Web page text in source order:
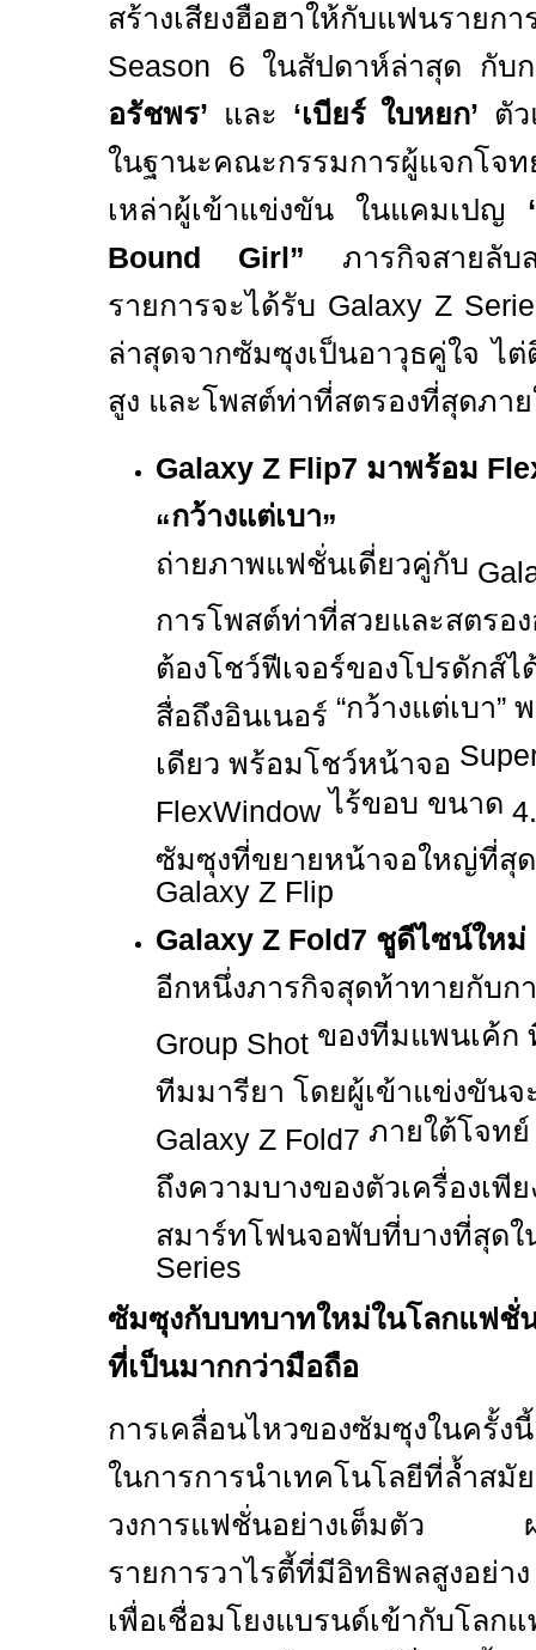
สร้างเสียงฮือฮาให้กับแฟนรายก
Season 6 ในสัปดาห์ล่าสุด กับ
อรัชพร’ และ ‘เบียร์ ใบหยก’ ตั
ในฐานะคณะกรรมการผู้แจกโจ
เหล่าผู้เข้าแข่งขัน ในแคมเปญ
Bound Girl” ภารกิจสายลั
รายการจะได้รับ Galaxy Z
ล่าสุดจากซัมซุงเป็นอาวุธคู่ใจ ไ
สูง และโพสต์ท่าที่สตรองที่สุดภา
Galaxy Z Flip7 มาพร้อม
“กว้างแต่เบา”
ถ่ายภาพแฟชั่นเดี่ยวคู่กับ
การโพสต์ท่าที่สวยและสตรอ
ต้องโชว์ฟีเจอร์ของโปรดักส์ไ
สื่อถึงอินเนอร์ “กว้างแต่เบา”
เดียว พร้อมโชว์หน้าจอ
FlexWindow ไร้ขอบ ขนาด
ซัมซุงที่ขยายหน้าจอใหญ่ที่สุด
Galaxy Z Flip
Galaxy Z Fold7 ชูดีไซน์ใหม่
อีกหนึ่งภารกิจสุดท้าทายกับก
Group Shot ของทีมแพนเค้ก
ทีมมารียา โดยผู้เข้าแข่งขันจ
Galaxy Z Fold7 ภายใต้โจทย์
ถึงความบางของตัวเครื่องเพี
สมาร์ทโฟนจอพับที่บางที่สุดใ
Series
ซัมซุงกับบทบาทใหม่ในโลกแฟชั่
ที่เป็นมากกว่ามือถือ
การเคลื่อนไหวของซัมซุงในครั้
ในการการนำเทคโนโลยีที่ล้ำสมั
วงการแฟชั่นอย่างเต็มตัว ผ่า
รายการวาไรตี้ที่มีอิทธิพลสูงอย่
เพื่อเชื่อมโยงแบรนด์เข้ากับโล